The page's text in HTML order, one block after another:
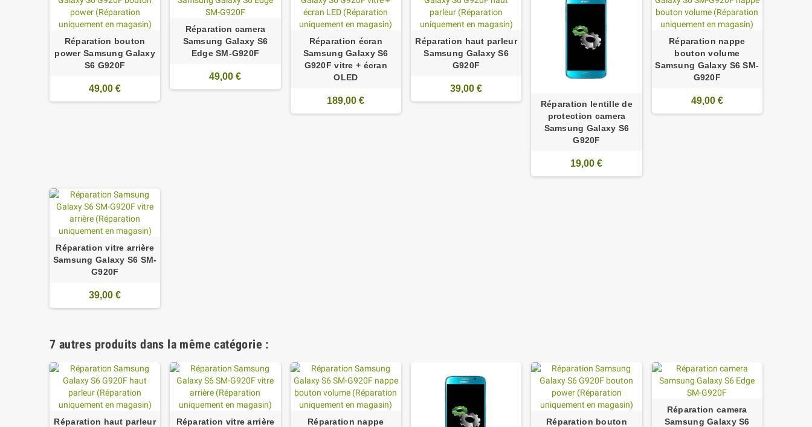
Réparation bouton
power Samsung Galaxy
S6 G920F
49,00 €
Réparation camera
Samsung Galaxy S6
Edge SM-G920F
49,00 €
Réparation écran
Samsung Galaxy S6
G920F vitre + écran
OLED
189,00 €
Réparation haut parleur
Samsung Galaxy S6
G920F
39,00 €
Réparation lentille de
protection camera
Samsung Galaxy S6
G920F
19,00 €
Réparation nappe
bouton volume
Samsung Galaxy S6 SM-
G920F
49,00 €
Réparation vitre arrière
Samsung Galaxy S6 SM-
G920F
39,00 €
7 autres produits dans la même catégorie :
Réparation haut parleur
Réparation vitre arrière
Réparation nappe
Réparation bouton
Réparation camera
Samsung Galaxy S6